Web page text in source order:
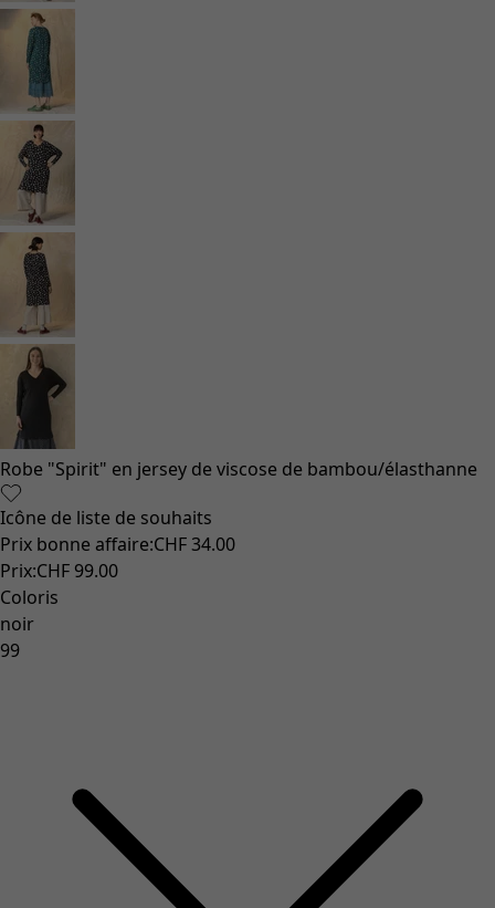
Robe "Spirit" en jersey de viscose de bambou/élasthanne
Icône de liste de souhaits
Prix bonne affaire:CHF 34.00
Prix:CHF 99.00
Coloris
noir
99